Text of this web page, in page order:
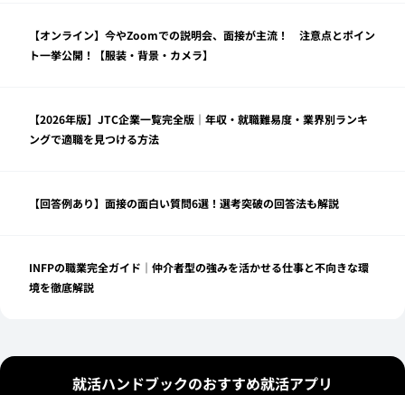
【オンライン】今やZoomでの説明会、面接が主流！ 注意点とポイン
ト一挙公開！【服装・背景・カメラ】
【2026年版】JTC企業一覧完全版｜年収・就職難易度・業界別ランキ
ングで適職を見つける方法
【回答例あり】面接の面白い質問6選！選考突破の回答法も解説
INFPの職業完全ガイド｜仲介者型の強みを活かせる仕事と不向きな環
境を徹底解説
就活ハンドブックのおすすめ就活アプリ